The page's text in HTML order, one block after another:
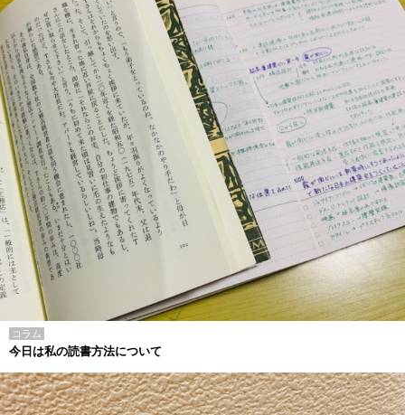
コラム
今日は私の読書方法について